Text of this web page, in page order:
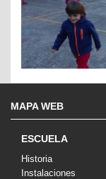
MAPA WEB
ESCUELA
Historia
Instalaciones